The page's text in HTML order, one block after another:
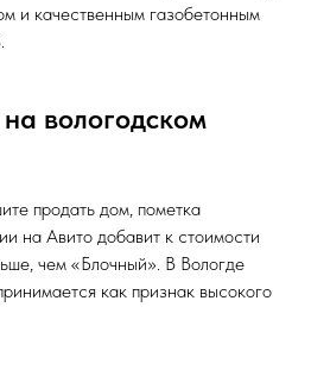
и качественным газобетонным
вологодском
продать дом, пометка
на Авито добавит к стоимости
чем «Блочный». В Вологде
как признак высокого